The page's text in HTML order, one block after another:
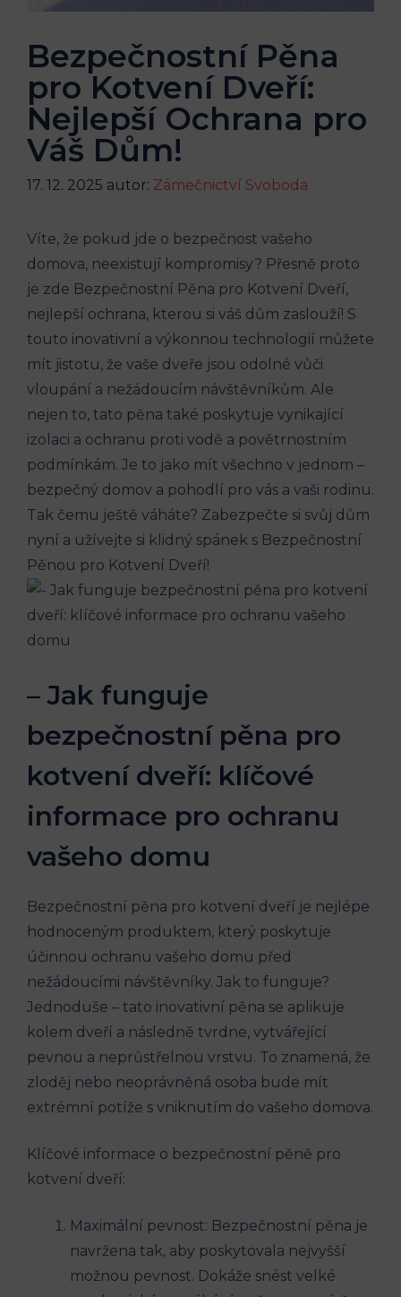
Bezpečnostní Pěna
pro Kotvení Dveří:
Nejlepší Ochrana pro
Váš Dům!
17. 12. 2025 autor: Zámečnictví Svoboda
Víte, že pokud jde o bezpečnost vašeho
domova, neexistují kompromisy? Přesně proto
je zde Bezpečnostní Pěna pro Kotvení Dveří,
nejlepší ochrana, kterou si váš dům zaslouží! S
touto inovativní a výkonnou technologií můžete
mít jistotu, že vaše dveře jsou odolné vůči
vloupání a nežádoucím návštěvníkům. Ale
nejen to, tato pěna také poskytuje vynikající
izolaci a ochranu proti vodě a povětrnostním
podmínkám. Je to jako mít všechno v jednom –
bezpečný domov a pohodlí pro vás a vaši rodinu.
Tak čemu ještě váháte? Zabezpečte si svůj dům
nyní a užívejte si klidný spánek s Bezpečnostní
Pěnou pro Kotvení Dveří!
– Jak funguje
bezpečnostní pěna pro
kotvení dveří: klíčové
informace pro ochranu
vašeho domu
Bezpečnostní pěna pro kotvení dveří je nejlépe
hodnoceným produktem, který poskytuje
účinnou ochranu vašeho domu před
nežádoucími návštěvníky. Jak to funguje?
Jednoduše – tato inovativní pěna se aplikuje
kolem dveří a následně tvrdne, vytvářející
pevnou a neprůstřelnou vrstvu. To znamená, že
zloděj nebo neoprávněná osoba bude mít
extrémní potíže s vniknutím do vašeho domova.
Klíčové informace o bezpečnostní pěně pro
kotvení dveří:
Maximální pevnost: Bezpečnostní pěna je
navržena tak, aby poskytovala nejvyšší
možnou pevnost. Dokáže snést velké